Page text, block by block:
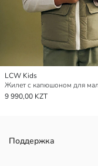
LCW Kids
Жилет с капюшоном для
9 990,00 KZT
Поддержка